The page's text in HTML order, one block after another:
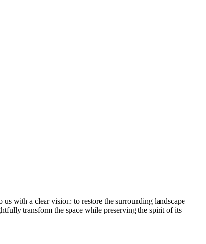
with a clear vision: to restore the surrounding landscape
transform the space while preserving the spirit of its